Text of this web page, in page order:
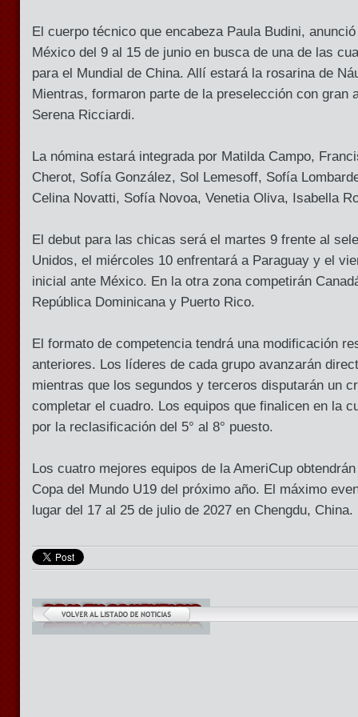
El cuerpo técnico que encabeza Paula Budini,
México del 9 al 15 de junio en busca de una de las
para el Mundial de China. Allí estará la rosarina de
Mientras, formaron parte de la preselección con gran
Serena Ricciardi.
La nómina estará integrada por Matilda Campo,
Cherot, Sofía González, Sol Lemesoff, Sofía
Celina Novatti, Sofía Novoa, Venetia Oliva, Isabella
El debut para las chicas será el martes 9 frente al
Unidos, el miércoles 10 enfrentará a Paraguay y el
inicial ante México. En la otra zona competirán
República Dominicana y Puerto Rico.
El formato de competencia tendrá una modificación
anteriores. Los líderes de cada grupo avanzarán
mientras que los segundos y terceros disputarán un
completar el cuadro. Los equipos que finalicen en la
por la reclasificación del 5° al 8° puesto.
Los cuatro mejores equipos de la AmeriCup
Copa del Mundo U19 del próximo año. El máximo
lugar del 17 al 25 de julio de 2027 en Chengdu, China.